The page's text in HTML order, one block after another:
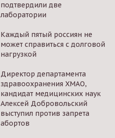
подтвердили две
лаборатории
Каждый пятый россиян не
может справиться с долговой
нагрузкой
Директор департамента
здравоохранения ХМАО,
кандидат медицинских наук
Алексей Добровольский
выступил против запрета
абортов